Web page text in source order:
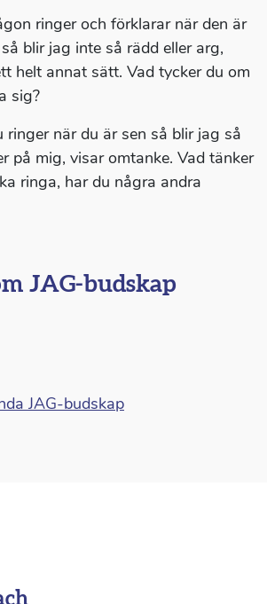
ringer och förklarar när den är
blir jag inte så rädd eller arg,
helt annat sätt. Vad tycker du om
sig?
ringer när du är sen så blir jag så
på mig, visar omtanke. Vad tänker
ringa, har du några andra
JAG-budskap
JAG-budskap